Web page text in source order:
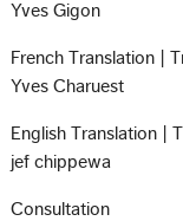
Yves Gigon
French Translation |
Yves Charuest
English Translation |
jef chippewa
Consultation